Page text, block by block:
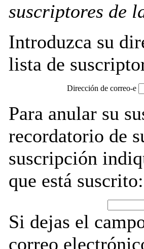
suscriptores de
Introduzca su
lista de
Dirección de correo-e
Para anular su
recordatorio de
suscripción
que está suscrito:
Si dejas el
correo